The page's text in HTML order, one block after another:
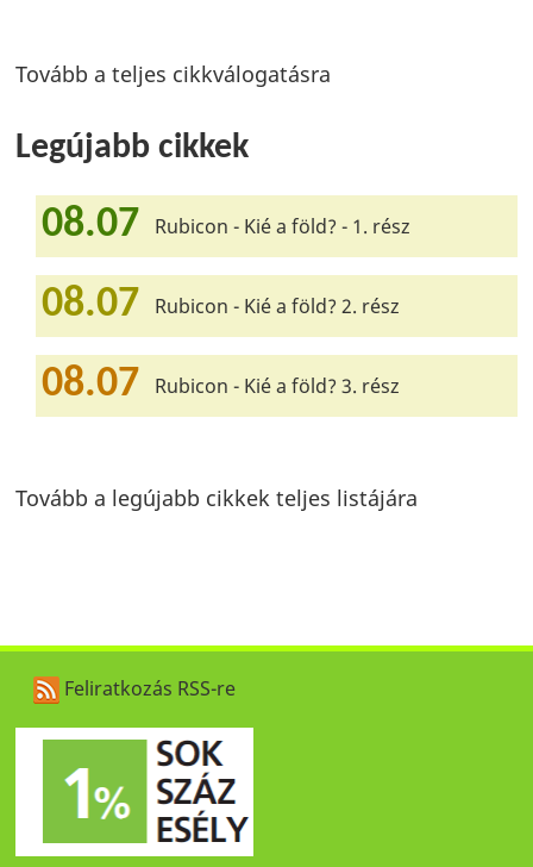
Tovább a teljes cikkválogatásra
Legújabb cikkek
08.07 Rubicon - Kié a föld? - 1. rész
08.07 Rubicon - Kié a föld? 2. rész
08.07 Rubicon - Kié a föld? 3. rész
Tovább a legújabb cikkek teljes listájára
Feliratkozás RSS-re